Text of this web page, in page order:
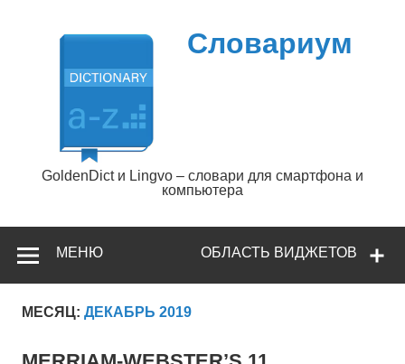
содержимому
Словариум
GoldenDict и Lingvo – словари для смартфона и
компьютера
ОБЛАСТЬ ВИДЖЕТОВ
МЕНЮ
МЕСЯЦ: ДЕКАБРЬ 2019